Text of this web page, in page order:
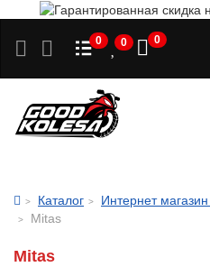
0 0 0
Каталог
Интернет
Mitas
Mitas